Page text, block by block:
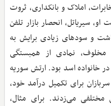
املاک و بانکداری، ثروت
سیریاتل، انحصار بازار تلفن
و سودهای زیادی برایش به
مخلوف، نمادی از همبستگی
خانواده اسد بود. ارتش سوریه
برای تکمیل درآمد خود،
مختلفی می‌زدند. برای مثال،